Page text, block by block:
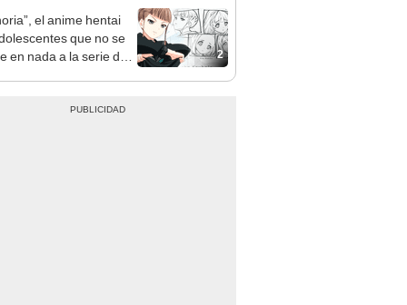
2
el anime hentai
que no se
en nada a la serie de